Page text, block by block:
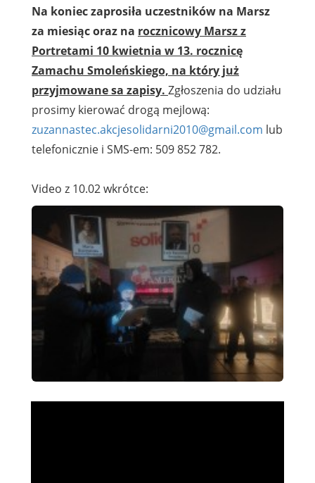
Na koniec zaprosiła uczestników na Marsz
za miesiąc oraz na rocznicowy Marsz z
Portretami 10 kwietnia w 13. rocznicę
Zamachu Smoleńskiego, na który już
przyjmowane sa zapisy. Zgłoszenia do udziału
prosimy kierować drogą mejlową:
zuzannastec.akcjesolidarni2010@gmail.com lub
telefonicznie i SMS-em: 509 852 782.
Video z 10.02 wkrótce: